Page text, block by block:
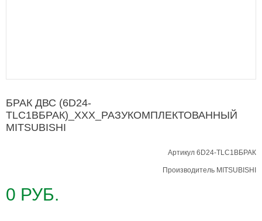
БРАК ДВС (6D24-
TLC1BБРАК)_XXX_РАЗУКОМПЛЕКТОВАННЫЙ
MITSUBISHI
Артикул 6D24-TLC1BБРАК
Производитель MITSUBISHI
0 РУБ.